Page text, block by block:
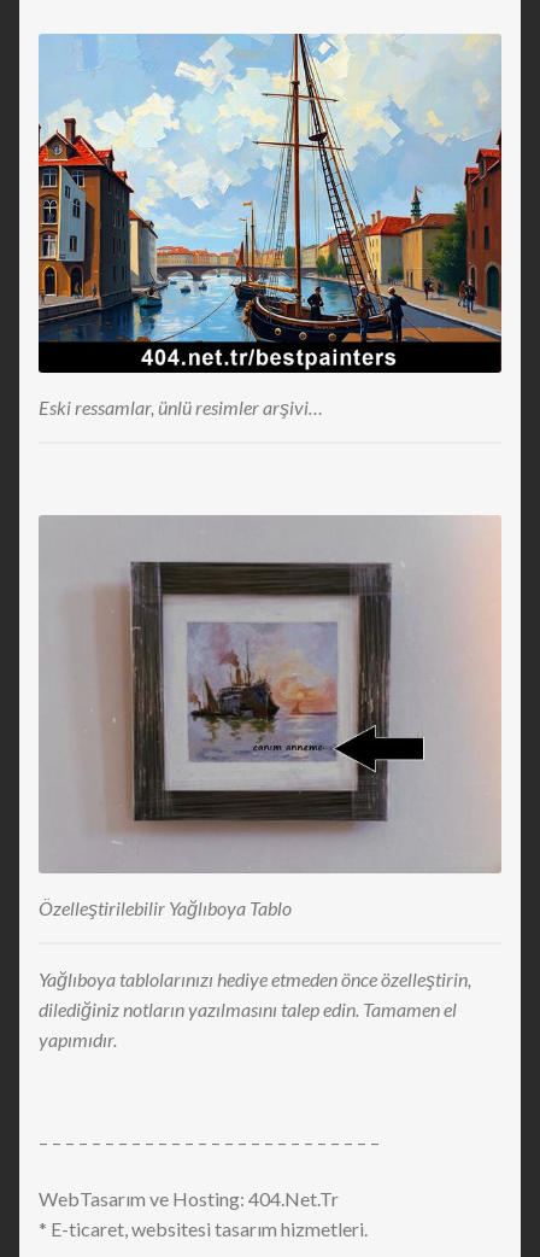
Eski ressamlar, ünlü resimler arşivi…
Özelleştirilebilir Yağlıboya Tablo
Yağlıboya tablolarınızı hediye etmeden önce özelleştirin,
dilediğiniz notların yazılmasını talep edin. Tamamen el
yapımıdır.
– – – – – – – – – – – – – – – – – – – – – – – – – –
WebTasarım ve Hosting: 404.Net.Tr
* E-ticaret, websitesi tasarım hizmetleri.